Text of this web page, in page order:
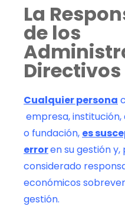
La
de los
Directivos
Cualquier persona
empresa,
o fundación, es
erroren su gestión
considerado
económicos
gestión.